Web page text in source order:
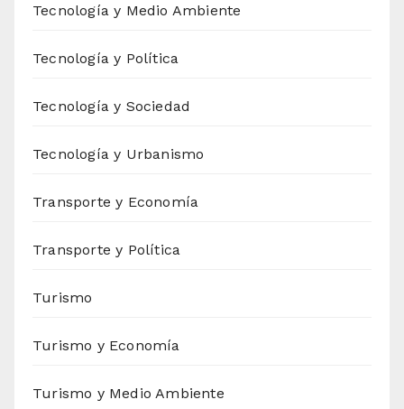
Tecnología y Medio Ambiente
Tecnología y Política
Tecnología y Sociedad
Tecnología y Urbanismo
Transporte y Economía
Transporte y Política
Turismo
Turismo y Economía
Turismo y Medio Ambiente